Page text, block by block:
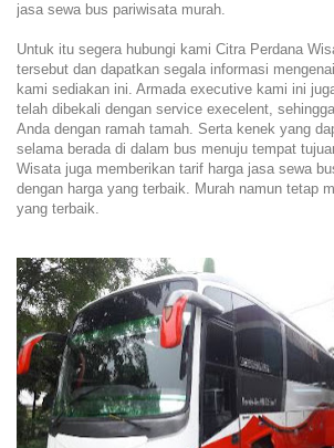
jasa sewa bus pariwisata murah.
Untuk itu segera hubungi kami Citra Perdana
tersebut dan dapatkan segala informasi
kami sediakan ini. Armada executive kami ini
telah dibekali dengan service execelent,
Anda dengan ramah tamah. Serta kenek yang
selama berada di dalam bus menuju tempat
Wisata juga memberikan tarif harga jasa sewa
dengan harga yang terbaik. Murah namun tetap
yang terbaik.